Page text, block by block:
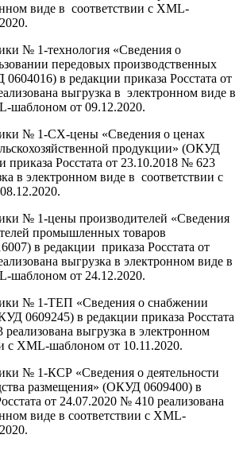
виде в соответствии с XML-
№ 1-технология «Сведения о
передовых производственных
в редакции приказа Росстата от
выгрузка в электронном виде в
шаблоном от 09.12.2020.
№ 1-СХ-цены «Сведения о ценах
продукции» (ОКУД
приказа Росстата от 23.10.2018 № 623
в электронном виде в соответствии с
№ 1-цены производителей «Сведения
промышленных товаров
в редакции приказа Росстата от
выгрузка в электронном виде в
шаблоном от 24.12.2020.
№ 1-ТЕП «Сведения о снабжении
0609245) в редакции приказа Росстата
выгрузка в электронном
с XML-шаблоном от 10.11.2020.
№ 1-КСР «Сведения о деятельности
размещения» (ОКУД 0609400) в
от 24.07.2020 № 410 реализована
виде в соответствии с XML-